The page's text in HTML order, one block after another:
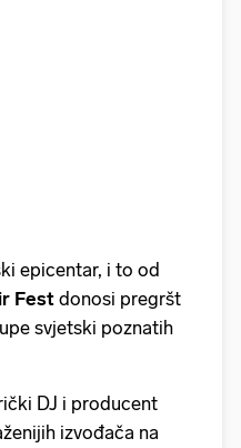
epicentar, i to od
Fest donosi pregršt
svjetski poznatih
DJ i producent
izvođača na